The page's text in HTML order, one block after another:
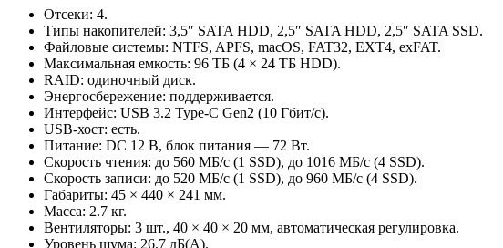
Отсеки: 4.
Типы накопителей: 3,5″ SATA HDD, 2,5″ SATA HDD, 2,5″ SATA SSD.
Файловые системы: NTFS, APFS, macOS, FAT32, EXT4, exFAT.
Максимальная емкость: 96 ТБ (4 × 24 ТБ HDD).
RAID: одиночный диск.
Энергосбережение: поддерживается.
Интерфейс: USB 3.2 Type-C Gen2 (10 Гбит/с).
USB-хост: есть.
Питание: DC 12 В, блок питания — 72 Вт.
Скорость чтения: до 560 МБ/с (1 SSD), до 1016 МБ/с (4 SSD).
Скорость записи: до 520 МБ/с (1 SSD), до 960 МБ/с (4 SSD).
Габариты: 45 × 440 × 241 мм.
Масса: 2.7 кг.
Вентиляторы: 3 шт., 40 × 40 × 20 мм, автоматическая регулировка.
Уровень шума: 26.7 дБ(А).